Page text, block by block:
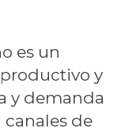
es un
y
y demanda
canales de